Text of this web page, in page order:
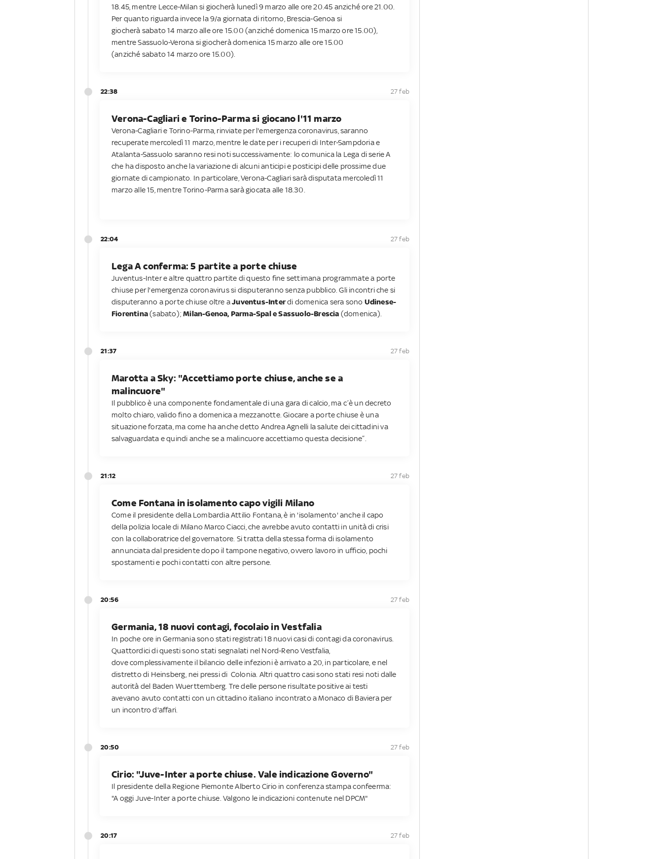
18.45, mentre Lecce-Milan si giocherà lunedì 9 marzo alle ore 20.45 anziché ore 21.00.
Per quanto riguarda invece la 9/a giornata di ritorno, Brescia-Genoa si
giocherà sabato 14 marzo alle ore 15.00 (anziché domenica 15 marzo ore 15.00),
mentre Sassuolo-Verona si giocherà domenica 15 marzo alle ore 15.00
(anziché sabato 14 marzo ore 15.00).
22:38 27 feb
Verona-Cagliari e Torino-Parma si giocano l'11 marzo
Verona-Cagliari e Torino-Parma, rinviate per l'emergenza coronavirus, saranno
recuperate mercoledì 11 marzo, mentre le date per i recuperi di Inter-Sampdoria e
Atalanta-Sassuolo saranno resi noti successivamente: lo comunica la Lega di serie A
che ha disposto anche la variazione di alcuni anticipi e posticipi delle prossime due
giornate di campionato. In particolare, Verona-Cagliari sarà disputata mercoledì 11
marzo alle 15, mentre Torino-Parma sarà giocata alle 18.30.
22:04 27 feb
Lega A conferma: 5 partite a porte chiuse
Juventus-Inter e altre quattro partite di questo fine settimana programmate a porte
chiuse per l'emergenza coronavirus si disputeranno senza pubblico. Gli incontri che si
disputeranno a porte chiuse oltre aJuventus-Interdi domenica sera sono Udinese-
Fiorentina(sabato);Milan-Genoa, Parma-Spal e Sassuolo-Brescia (domenica).
21:37 27 feb
Marotta a Sky: "Accettiamo porte chiuse, anche se a
malincuore"
Il pubblico è una componente fondamentale di una gara di calcio, ma c’è un decreto
molto chiaro, valido fino a domenica a mezzanotte. Giocare a porte chiuse è una
situazione forzata, ma come ha anche detto Andrea Agnelli la salute dei cittadini va
salvaguardata e quindi anche se a malincuore accettiamo questa decisione”.
21:12 27 feb
Come Fontana in isolamento capo vigili Milano
Come il presidente della Lombardia Attilio Fontana, è in 'isolamento' anche il capo
della polizia locale di Milano Marco Ciacci, che avrebbe avuto contatti in unità di crisi
con la collaboratrice del governatore. Si tratta della stessa forma di isolamento
annunciata dal presidente dopo il tampone negativo, ovvero lavoro in ufficio, pochi
spostamenti e pochi contatti con altre persone.
20:56 27 feb
Germania, 18 nuovi contagi, focolaio in Vestfalia
In poche ore in Germania sono stati registrati 18 nuovi casi di contagi da coronavirus.
Quattordici di questi sono stati segnalati nel Nord-Reno Vestfalia,
dove complessivamente il bilancio delle infezioni è arrivato a 20, in particolare, e nel
distretto di Heinsberg, nei pressi di Colonia. Altri quattro casi sono stati resi noti dalle
autorità del Baden Wuerttemberg. Tre delle persone risultate positive ai testi
avevano avuto contatti con un cittadino italiano incontrato a Monaco di Baviera per
un incontro d'affari.
20:50 27 feb
Cirio: "Juve-Inter a porte chiuse. Vale indicazione Governo"
Il presidente della Regione Piemonte Alberto Cirio in conferenza stampa confeerma:
"A oggi Juve-Inter a porte chiuse. Valgono le indicazioni contenute nel DPCM"
20:17 27 feb